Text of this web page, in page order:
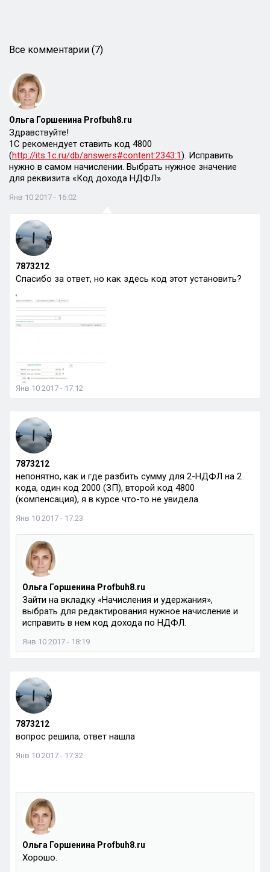
Все комментарии (7)
Ольга Горшенина Profbuh8.ru
Здравствуйте!
1С рекомендует ставить код 4800
(http://its.1c.ru/db/answers#content:2343:1). Исправить
нужно в самом начислении. Выбрать нужное значение
для реквизита «Код дохода НДФЛ»
Янв 10 2017 - 16:02
7873212
Спасибо за ответ, но как здесь код этот установить?
Янв 10 2017 - 17:12
7873212
непонятно, как и где разбить сумму для 2-НДФЛ на 2
кода, один код 2000 (ЗП), второй код 4800
(компенсация), я в курсе что-то не увидела
Янв 10 2017 - 17:23
Ольга Горшенина Profbuh8.ru
Зайти на вкладку «Начисления и удержания»,
выбрать для редактирования нужное начисление и
исправить в нем код дохода по НДФЛ.
Янв 10 2017 - 18:19
7873212
вопрос решила, ответ нашла
Янв 10 2017 - 17:32
Ольга Горшенина Profbuh8.ru
Хорошо.